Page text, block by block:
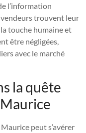
l’information
vendeurs trouvent leur
touche humaine et
être négligées,
avec le marché
la quête
peut s’avérer